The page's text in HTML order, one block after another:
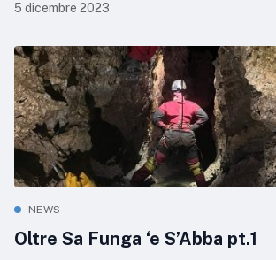
5 dicembre 2023
NEWS
Oltre Sa Funga ‘e S’Abba pt.1